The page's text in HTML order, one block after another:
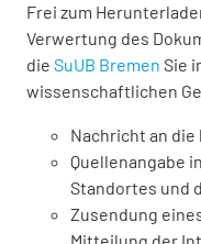
Frei zum
Verwertung des
die SuUB Bremen Sie
wissenschaftlichen
Nachricht an
Quellenangabe
Standortes und
Zusendung